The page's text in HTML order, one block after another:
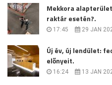
Mekkora
raktár esetén?.
17:45 29 JAN
Új év, új lendület:
előnyeit.
16:24 13 JAN